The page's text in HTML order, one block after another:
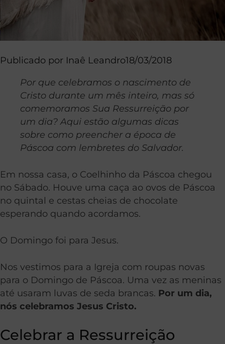
Publicado por Inaê Leandro18/03/2018
Por que celebramos o nascimento de
Cristo durante um mês inteiro, mas só
comemoramos Sua Ressurreição por
um dia? Aqui estão algumas dicas
sobre como preencher a época de
Páscoa com lembretes do Salvador.
Em nossa casa, o Coelhinho da Páscoa chegou
no Sábado. Houve uma caça ao ovos de Páscoa
no quintal e cestas cheias de chocolate
esperando quando acordamos.
O Domingo foi para Jesus.
Nos vestimos para a Igreja com roupas novas
para o Domingo de Páscoa. Uma vez as meninas
até usaram luvas de seda brancas. Por um dia,
nós celebramos Jesus Cristo.
Celebrar a Ressurreição